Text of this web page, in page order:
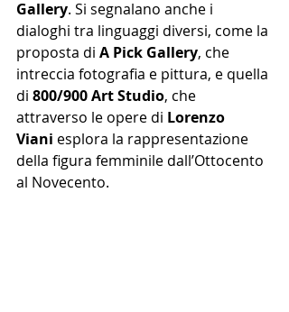
Gallery. Si segnalano anche i
dialoghi tra linguaggi diversi, come la
proposta di A Pick Gallery, che
intreccia fotografia e pittura, e quella
di 800/900 Art Studio, che
attraverso le opere di Lorenzo
Viani esplora la rappresentazione
della figura femminile dall’Ottocento
al Novecento.